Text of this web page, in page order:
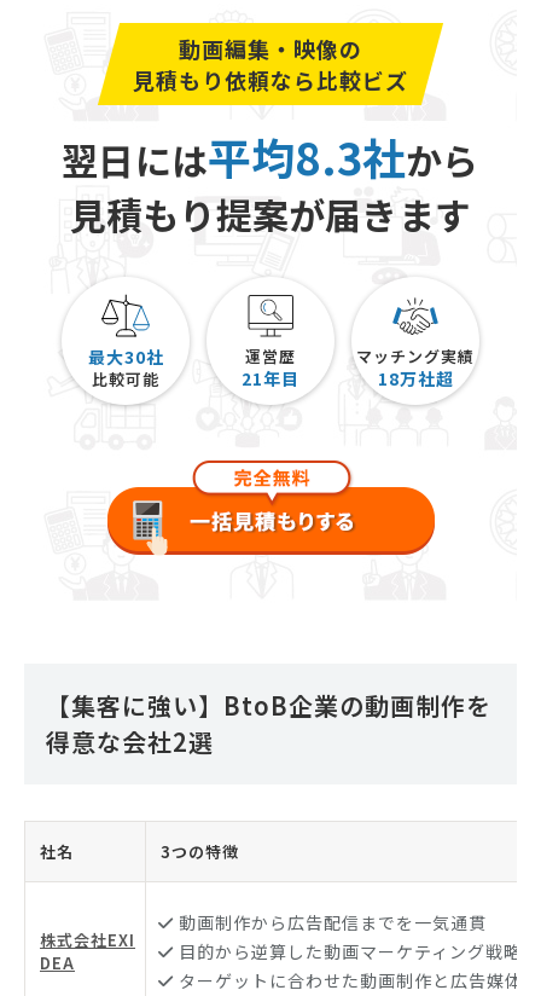
動画編集・映像の
見積もり依頼なら比較ビズ
翌日には平均8.3社から
見積もり提案が届きます
最大30社
比較可能
運営歴
21年目
マッチング実績
18万社超
【集客に強い】BtoB企業の動画制作を
得意な会社2選
社名 3つの特徴
株式会社EXI
DEA
動画制作から広告配信までを一気通貫
目的から逆算した動画マーケティング戦略
ターゲットに合わせた動画制作と広告媒体